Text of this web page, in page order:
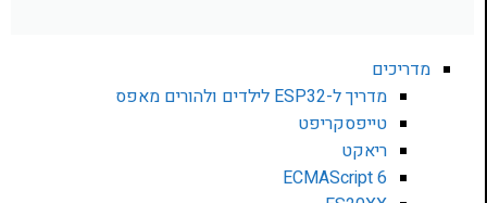
מדריכים
מדריך ל-ESP32 לילדים ולהורים מאפס
טייפסקריפט
ריאקט
ECMAScript 6